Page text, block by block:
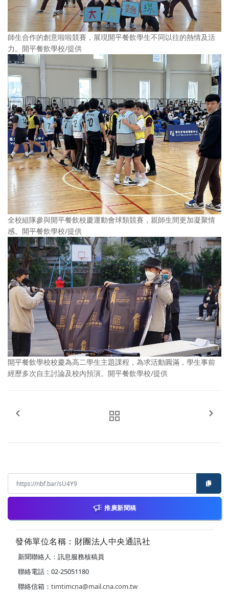
師生合作的創意啦啦競賽，展現開平餐飲學生不同以往的熱情及活
力。開平餐飲學校/提供
全校組隊參與開平餐飲校慶運動會球類競賽，親師生間更加凝聚情
感。開平餐飲學校/提供
開平餐飲學校校慶為高二學生主題課程，為求活動圓滿，學生事前
經歷多次自主討論及校內預演。開平餐飲學校/提供
推廣新聞稿
發佈單位名稱：財團法人中央通訊社
新聞聯絡人：訊息服務核稿員
聯絡電話：02-25051180
聯絡信箱： timtimcna@mail.cna.com.tw